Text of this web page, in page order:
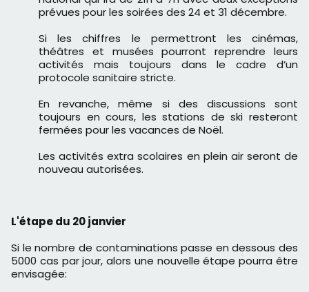
prévues pour les soirées des 24 et 31 décembre.
Si les chiffres le permettront les cinémas,
théâtres et musées pourront reprendre leurs
activités mais toujours dans le cadre d’un
protocole sanitaire stricte.
En revanche, même si des discussions sont
toujours en cours, les stations de ski resteront
fermées pour les vacances de Noël.
Les activités extra scolaires en plein air seront de
nouveau autorisées.
L'étape du 20 janvier
Si le nombre de contaminations passe en dessous des
5000 cas par jour, alors une nouvelle étape pourra être
envisagée: